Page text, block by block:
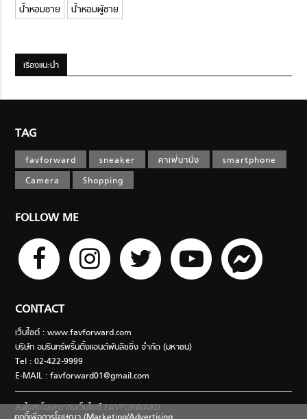
น้ำหอมชาย
น้ำหอมผู้ชาย
เรื่องแนะนำ
TAG
favforward sneaker คาเฟ่น่านั่ง
smartphone
Camera
Shopping
FOLLOW ME
CONTACT
เว็บไซต์ : www.favforward.com
บริษัท อมรินทร์พริ้นติ้งแอนด์พับลิชชิ่ง จำกัด (มหาชน)
Tel : 02-422-9999
E-MAIL :favforward01@gmail.com
สนใจลงโฆษณากับเว็บไซต์ FAVFORWARD